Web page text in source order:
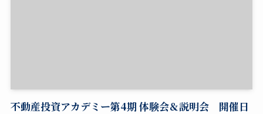
不動産投資アカデミー第4期 体験会＆説明会 開催日